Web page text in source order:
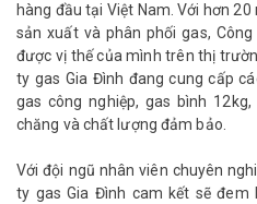
hàng đầu tại Việt Nam. Với hơn
sản xuất và phân phối gas,
được vị thế của mình trên thị
ty gas Gia Đình đang cung cấp
gas công nghiệp, gas bình
chăng và chất lượng đảm bảo.
Với đội ngũ nhân viên chuyên
ty gas Gia Đình cam kết sẽ đem